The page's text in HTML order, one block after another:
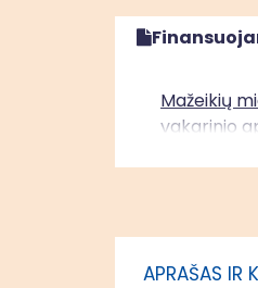
Mažeikių
vakarinio
įrengimas
APRAŠAS IR